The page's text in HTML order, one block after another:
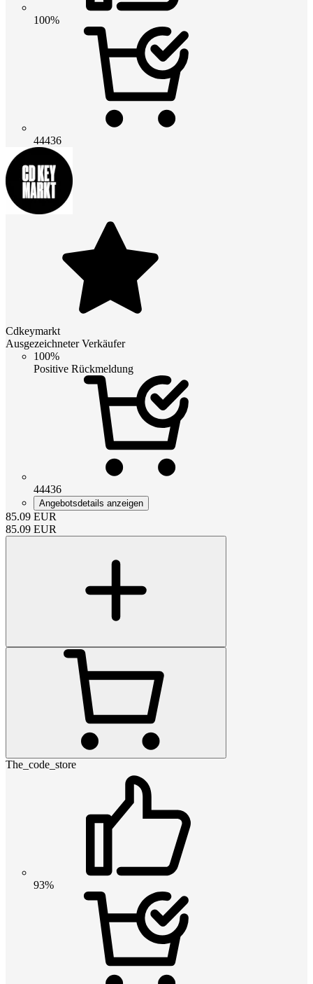
100%
44436
Cdkeymarkt
Ausgezeichneter Verkäufer
100%
Positive Rückmeldung
44436
Angebotsdetails anzeigen
85.09 EUR
85.09 EUR
The_code_store
93%